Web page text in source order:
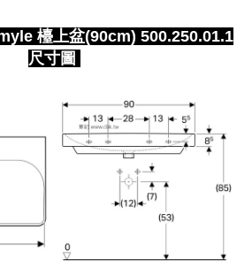
檯上盆(90cm) 500.250.01.1
尺寸圖